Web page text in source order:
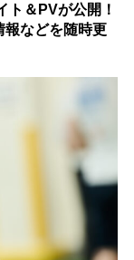
ト＆PVが公開！
報などを随時更